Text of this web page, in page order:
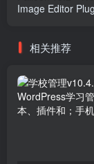
Image
相关推荐